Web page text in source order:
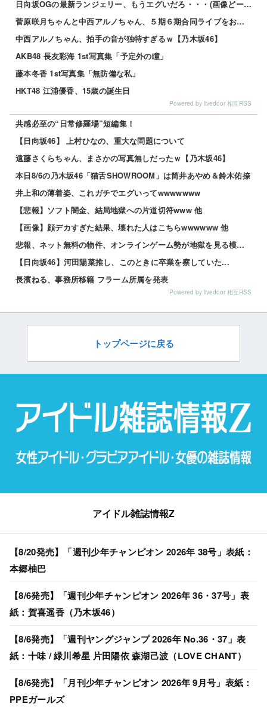
日向坂OGの最新ランジェリー、もうエグいだろ・・・(画像どーん)
菅原咲月ちゃんと中西アルノちゃん、５期６期合同ライブをおねだり！！！【乃木坂46】
中西アルノちゃん、拍手の音が独特すぎるｗ【乃木坂46】
AKB48 長友彩海 1st写真集「予定外の瞳」
藤本冬香 1st写真集「無防備な私」
HKT48 江浦優香、15歳の誕生日
Powered by livedoor 相互RSS
共感必至の“日常修羅場”短編集！
【日向坂46】 上村ひなの、重大な問題について
遠藤さくらちゃん、まさかの写真無しだったｗ【乃木坂46】
本日8/6の乃木坂46「猫舌SHOWROOM」は筒井あやめ＆鈴木佑捺
井上和の薄着姿、これガチでエグいってwwwwwww
【悲報】ソフト闇金、結局地獄への片道切符www 他
【画像】顔デカすぎた結果、壊れた人はこちらwwwwww 他
悲報、ネット無料の物件、オンラインゲーム勢が地獄を見る模様wwwwww 他
【日向坂46】河田陽菜推し、このときに卒業を察していた...
長濱ねる、事務所移籍 フラーム所属を発表
Powered by livedoor 相互RSS
トップページに戻る
アイドル雑誌情報Z
【8/20発売】「週刊少年チャンピオン 2026年 38号」表紙：
本郷柚巴
【8/6発売】「週刊少年チャンピオン 2026年 36・37号」表
紙：賀喜遥香（乃木坂46）
【8/6発売】「週刊ヤングジャンプ 2026年 No.36・37」表
紙：十味 / 緑川希星 片田陽依 森湖己波（LOVE CHANT）
【8/6発売】「月刊少年チャンピオン 2026年 9月号」表紙：
PPEガールズ